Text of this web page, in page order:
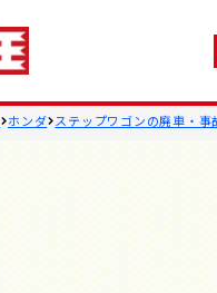
ホンダ ステップワゴンの廃車・事